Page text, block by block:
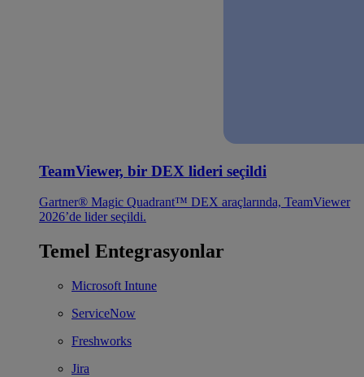
TeamViewer, bir DEX lideri seçildi
Gartner® Magic Quadrant™ DEX araçlarında, TeamViewer
2026’de lider seçildi.
Temel Entegrasyonlar
Microsoft Intune
ServiceNow
Freshworks
Jira